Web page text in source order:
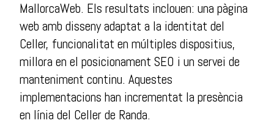
MallorcaWeb. Els resultats inclouen: una pàgina
web amb disseny adaptat a la identitat del
Celler, funcionalitat en múltiples dispositius,
millora en el posicionament SEO i un servei de
manteniment continu. Aquestes
implementacions han incrementat la presència
en línia del Celler de Randa.